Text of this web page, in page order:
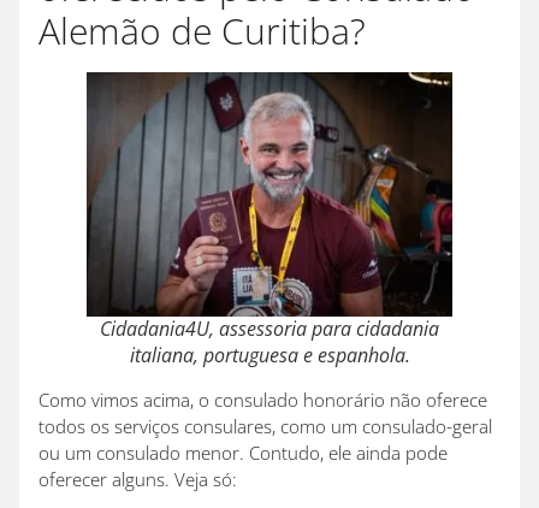
Alemão de Curitiba?
Cidadania4U, assessoria para cidadania
italiana, portuguesa e espanhola.
Como vimos acima, o consulado honorário não oferece
todos os serviços consulares, como um consulado-geral
ou um consulado menor. Contudo, ele ainda pode
oferecer alguns. Veja só: